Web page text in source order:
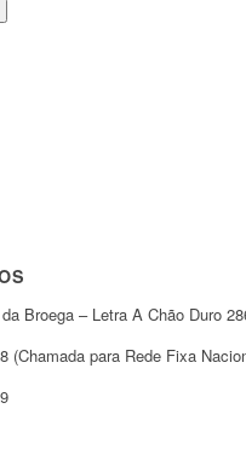
Broega – Letra A Chão Duro
(Chamada para Rede Fixa